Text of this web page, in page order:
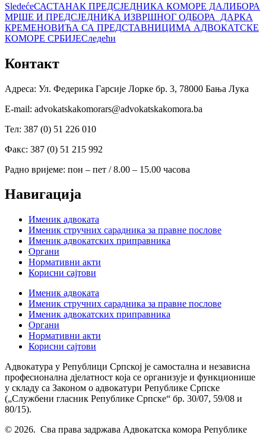
SledećeСАСТАНАК ПРЕДСЈЕДНИКА КОМОРЕ ДАЛИБОРА
МРШЕ И ПРЕДСЈЕДНИКА ИЗВРШНОГ ОДБОРА ДАРКА
КРЕМЕНОВИЋА СА ПРЕДСТАВНИЦИМА АДВОКАТСКЕ
КОМОРЕ СРБИЈЕСледећи
Контакт
Адреса: Ул. Федерика Гарсије Лорке бр. 3, 78000 Бања Лука
Е-mail: advokatskakomorars@advokatskakomora.ba
Тел: 387 (0) 51 226 010
Факс: 387 (0) 51 215 992
Радно вријеме: пон – пет / 8.00 – 15.00 часова
Навигација
Именик адвоката
Именик стручних сарадника за правне послове
Именик адвокатских приправника
Органи
Нормативни акти
Корисни сајтови
Именик адвоката
Именик стручних сарадника за правне послове
Именик адвокатских приправника
Органи
Нормативни акти
Корисни сајтови
Адвокатура у Републици Српској је самостална и независна
професионална дјелатност која се организује и функционише
у складу са Законом о адвокатури Републике Српске
(„Службени гласник Републике Српске“ бр. 30/07, 59/08 и
80/15).
© 2026. Сва права задржава Адвокатска комора Републике